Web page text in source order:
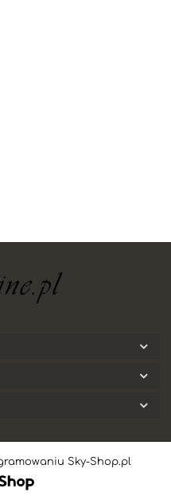
Sky-Shop.pl